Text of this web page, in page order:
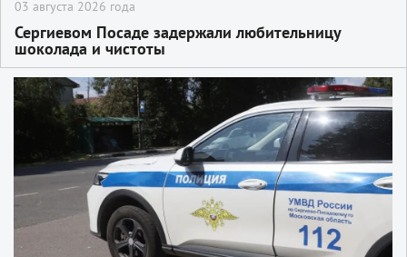
03 августа 2026 года
Сергиевом Посаде задержали любительницу
шоколада и чистоты
2